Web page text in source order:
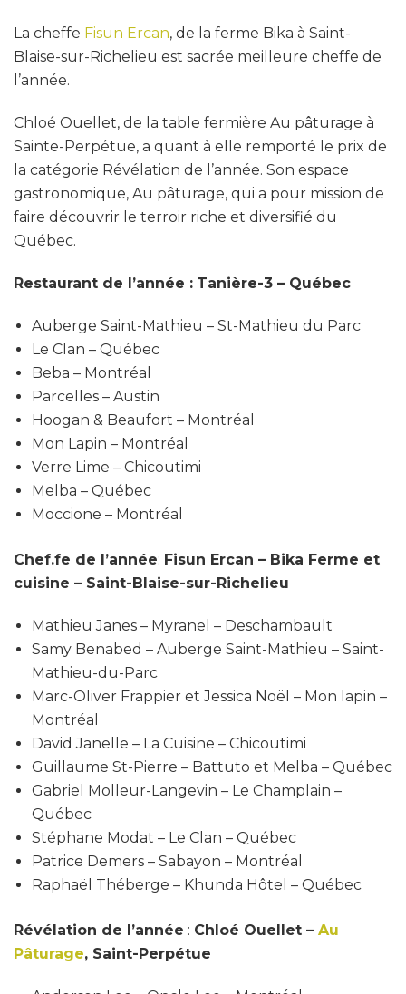
La cheffe Fisun Ercan, de la ferme Bika à Saint-
Blaise-sur-Richelieu est sacrée meilleure cheffe de
l’année.
Chloé Ouellet, de la table fermière Au pâturage à
Sainte-Perpétue, a quant à elle remporté le prix de
la catégorie Révélation de l’année. Son espace
gastronomique, Au pâturage, qui a pour mission de
faire découvrir le terroir riche et diversifié du
Québec.
Restaurant de l’année : Tanière-3 – Québec
Auberge Saint-Mathieu – St-Mathieu du Parc
Le Clan – Québec
Beba – Montréal
Parcelles – Austin
Hoogan & Beaufort – Montréal
Mon Lapin – Montréal
Verre Lime – Chicoutimi
Melba – Québec
Moccione – Montréal
Chef.fe de l’année: Fisun Ercan – Bika Ferme et
cuisine – Saint-Blaise-sur-Richelieu
Mathieu Janes – Myranel – Deschambault
Samy Benabed – Auberge Saint-Mathieu – Saint-
Mathieu-du-Parc
Marc-Oliver Frappier et Jessica Noël – Mon lapin –
Montréal
David Janelle – La Cuisine – Chicoutimi
Guillaume St-Pierre – Battuto et Melba – Québec
Gabriel Molleur-Langevin – Le Champlain –
Québec
Stéphane Modat – Le Clan – Québec
Patrice Demers – Sabayon – Montréal
Raphaël Théberge – Khunda Hôtel – Québec
Révélation de l’année : Chloé Ouellet – Au
Pâturage, Saint-Perpétue